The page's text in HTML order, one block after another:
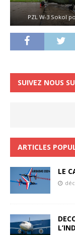
PZL W-3 Sokol
SUIVEZ NOUS
ARTICLES
LE